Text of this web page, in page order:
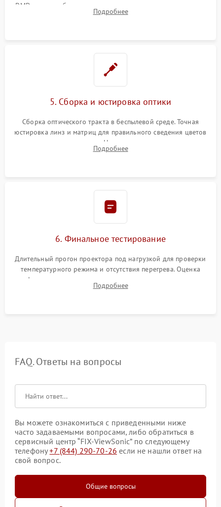
DMD-чипа при битых пикселях, установка нового цветового
колеса или восстановление сгоревших поляризационных
Подробнее
5. Сборка и юстировка оптики
Сборка оптического тракта в беспылевой среде. Точная
юстировка линз и матриц для правильного сведения цветов
и устранения размытия. Надежное подключение всех
шлейфов, установка датчиков и закрытие корпуса
Подробнее
6. Финальное тестирование
Длительный прогон проектора под нагрузкой для проверки
температурного режима и отсутствия перегрева. Оценка
фокуса, контрастности и цветопередачи на тестовых
таблицах. Проверка работы всех видеовходов и кнопок
Подробнее
FAQ. Ответы на вопросы
Вы можете ознакомиться с приведенными ниже
часто задаваемыми вопросами, либо обратиться в
сервисный центр “FIX-ViewSonic” по следующему
телефону+7 (844) 290-70-26 если не нашли ответ на
свой вопрос.
Общие вопросы